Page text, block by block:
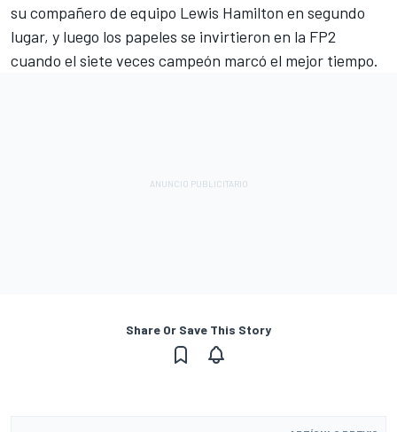
su compañero de equipo Lewis Hamilton en segundo
lugar, y luego los papeles se invirtieron en la FP2
cuando el siete veces campeón marcó el mejor tiempo.
Share Or Save This Story